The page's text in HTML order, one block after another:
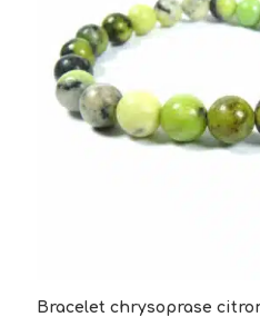
Bracelet chrysoprase